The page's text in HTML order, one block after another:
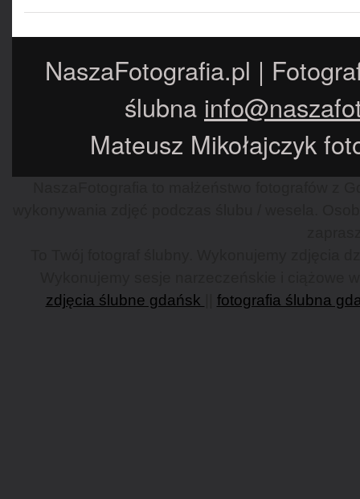
NaszaFotografia.pl |
ślubna
Mateusz Mikołajczyk
zdjęcia ślubne gdańsk
fotografia ślubna